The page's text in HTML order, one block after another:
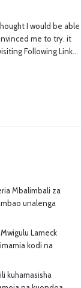
I would be able
me to try. it
Following Link…
Mbalimbali za
unalenga
Lameck
kodi na
kuhamasisha